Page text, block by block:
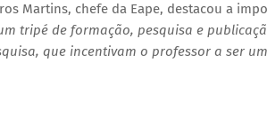
Martins, chefe da Eape, destacou a
tripé de formação, pesquisa e
que incentivam o professor a ser